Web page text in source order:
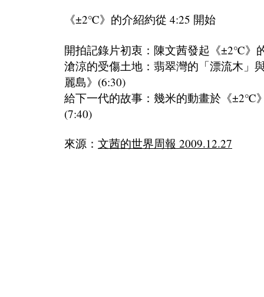
《±2℃》的介紹約從 4:25 開始
開拍記錄片初衷：陳文茜發起《±2℃》
滄涼的受傷土地：翡翠灣的「漂流木」
麗島》(6:30)
給下一代的故事：幾米的動畫於《±2℃
(7:40)
來源： 文茜的世界周報 2009.12.27